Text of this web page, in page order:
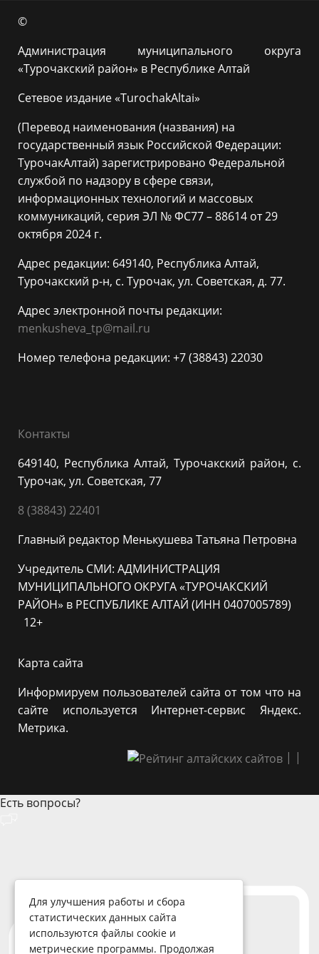
©
Администрация муниципального округа
«Турочакский район» в Республике Алтай
Сетевое издание «TurochakAltai»
(Перевод наименования (названия) на
государственный язык Российской Федерации:
ТурочакАлтай) зарегистрировано Федеральной
службой по надзору в сфере связи,
информационных технологий и массовых
коммуникаций, серия ЭЛ № ФС77 – 88614 от 29
октября 2024 г.
Адрес редакции: 649140, Республика Алтай,
Турочакский р-н, с. Турочак, ул. Советская, д. 77.
Адрес электронной почты редакции:
menkusheva_tp@mail.ru
Номер телефона редакции: +7 (38843) 22030
Контакты
649140, Республика Алтай, Турочакский район, с.
Турочак, ул. Советская, 77
8 (38843) 22401
Главный редактор Менькушева Татьяна Петровна
Учредитель СМИ: АДМИНИСТРАЦИЯ
МУНИЦИПАЛЬНОГО ОКРУГА «ТУРОЧАКСКИЙ
РАЙОН» в РЕСПУБЛИКЕ АЛТАЙ (ИНН 0407005789)
12+
Карта сайта
Информируем пользователей сайта от том что на
сайте используется Интернет-сервис Яндекс.
Метрика.
| |
Есть вопросы?
Для улучшения работы и сбора
статистических данных сайта
используются файлы cookie и
метрические программы. Продолжая